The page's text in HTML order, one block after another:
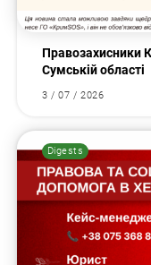
Правозахисники
Сумській області
3 / 07 / 2026
Digests